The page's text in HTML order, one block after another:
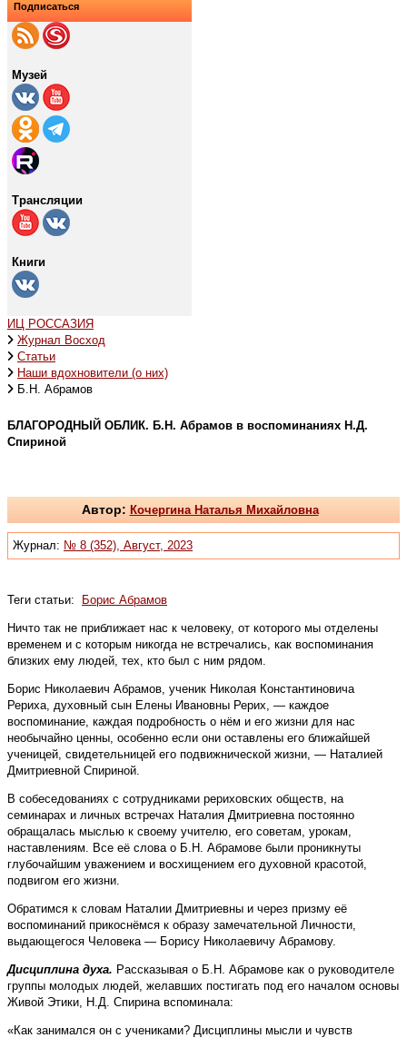
Подписаться
Музей
Трансляции
Книги
ИЦ РОССАЗИЯ
Журнал Восход
Статьи
Наши вдохновители (о них)
Б.Н. Абрамов
БЛАГОРОДНЫЙ ОБЛИК. Б.Н. Абрамов в воспоминаниях Н.Д.
Спириной
Автор: Кочергина Наталья Михайловна
Журнал: № 8 (352), Август, 2023
Теги статьи: Борис Абрамов
Ничто так не приближает нас к человеку, от которого мы отделены
временем и с которым никогда не встречались, как воспоминания
близких ему людей, тех, кто был с ним рядом.
Борис Николаевич Абрамов, ученик Николая Константиновича
Рериха, духовный сын Елены Ивановны Рерих, — каждое
воспоминание, каждая подробность о нём и его жизни для нас
необычайно ценны, особенно если они оставлены его ближайшей
ученицей, свидетельницей его подвижнической жизни, — Наталией
Дмитриевной Спириной.
В собеседованиях с сотрудниками рериховских обществ, на
семинарах и личных встречах Наталия Дмитриевна постоянно
обращалась мыслью к своему учителю, его советам, урокам,
наставлениям. Все её слова о Б.Н. Абрамове были проникнуты
глубочайшим уважением и восхищением его духовной красотой,
подвигом его жизни.
Обратимся к словам Наталии Дмитриевны и через призму её
воспоминаний прикоснёмся к образу замечательной Личности,
выдающегося Человека — Борису Николаевичу Абрамову.
Дисциплина духа. Рассказывая о Б.Н. Абрамове как о руководителе
группы молодых людей, желавших постигать под его началом основы
Живой Этики, Н.Д. Спирина вспоминала:
«Как занимался он с учениками? Дисциплины мысли и чувств